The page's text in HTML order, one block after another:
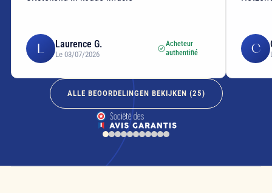
L Laurence G.
Le 03/07/2026
Acheteur
authentifié
C
ALLE BEOORDELINGEN BEKIJKEN (25)